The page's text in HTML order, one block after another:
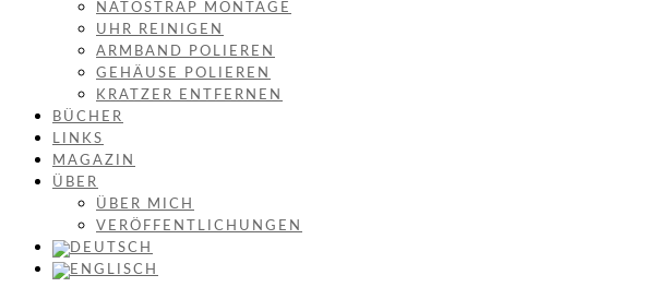
NATOSTRAP MONTAGE
UHR REINIGEN
ARMBAND POLIEREN
GEHÄUSE POLIEREN
KRATZER ENTFERNEN
BÜCHER
LINKS
MAGAZIN
ÜBER
ÜBER MICH
VERÖFFENTLICHUNGEN